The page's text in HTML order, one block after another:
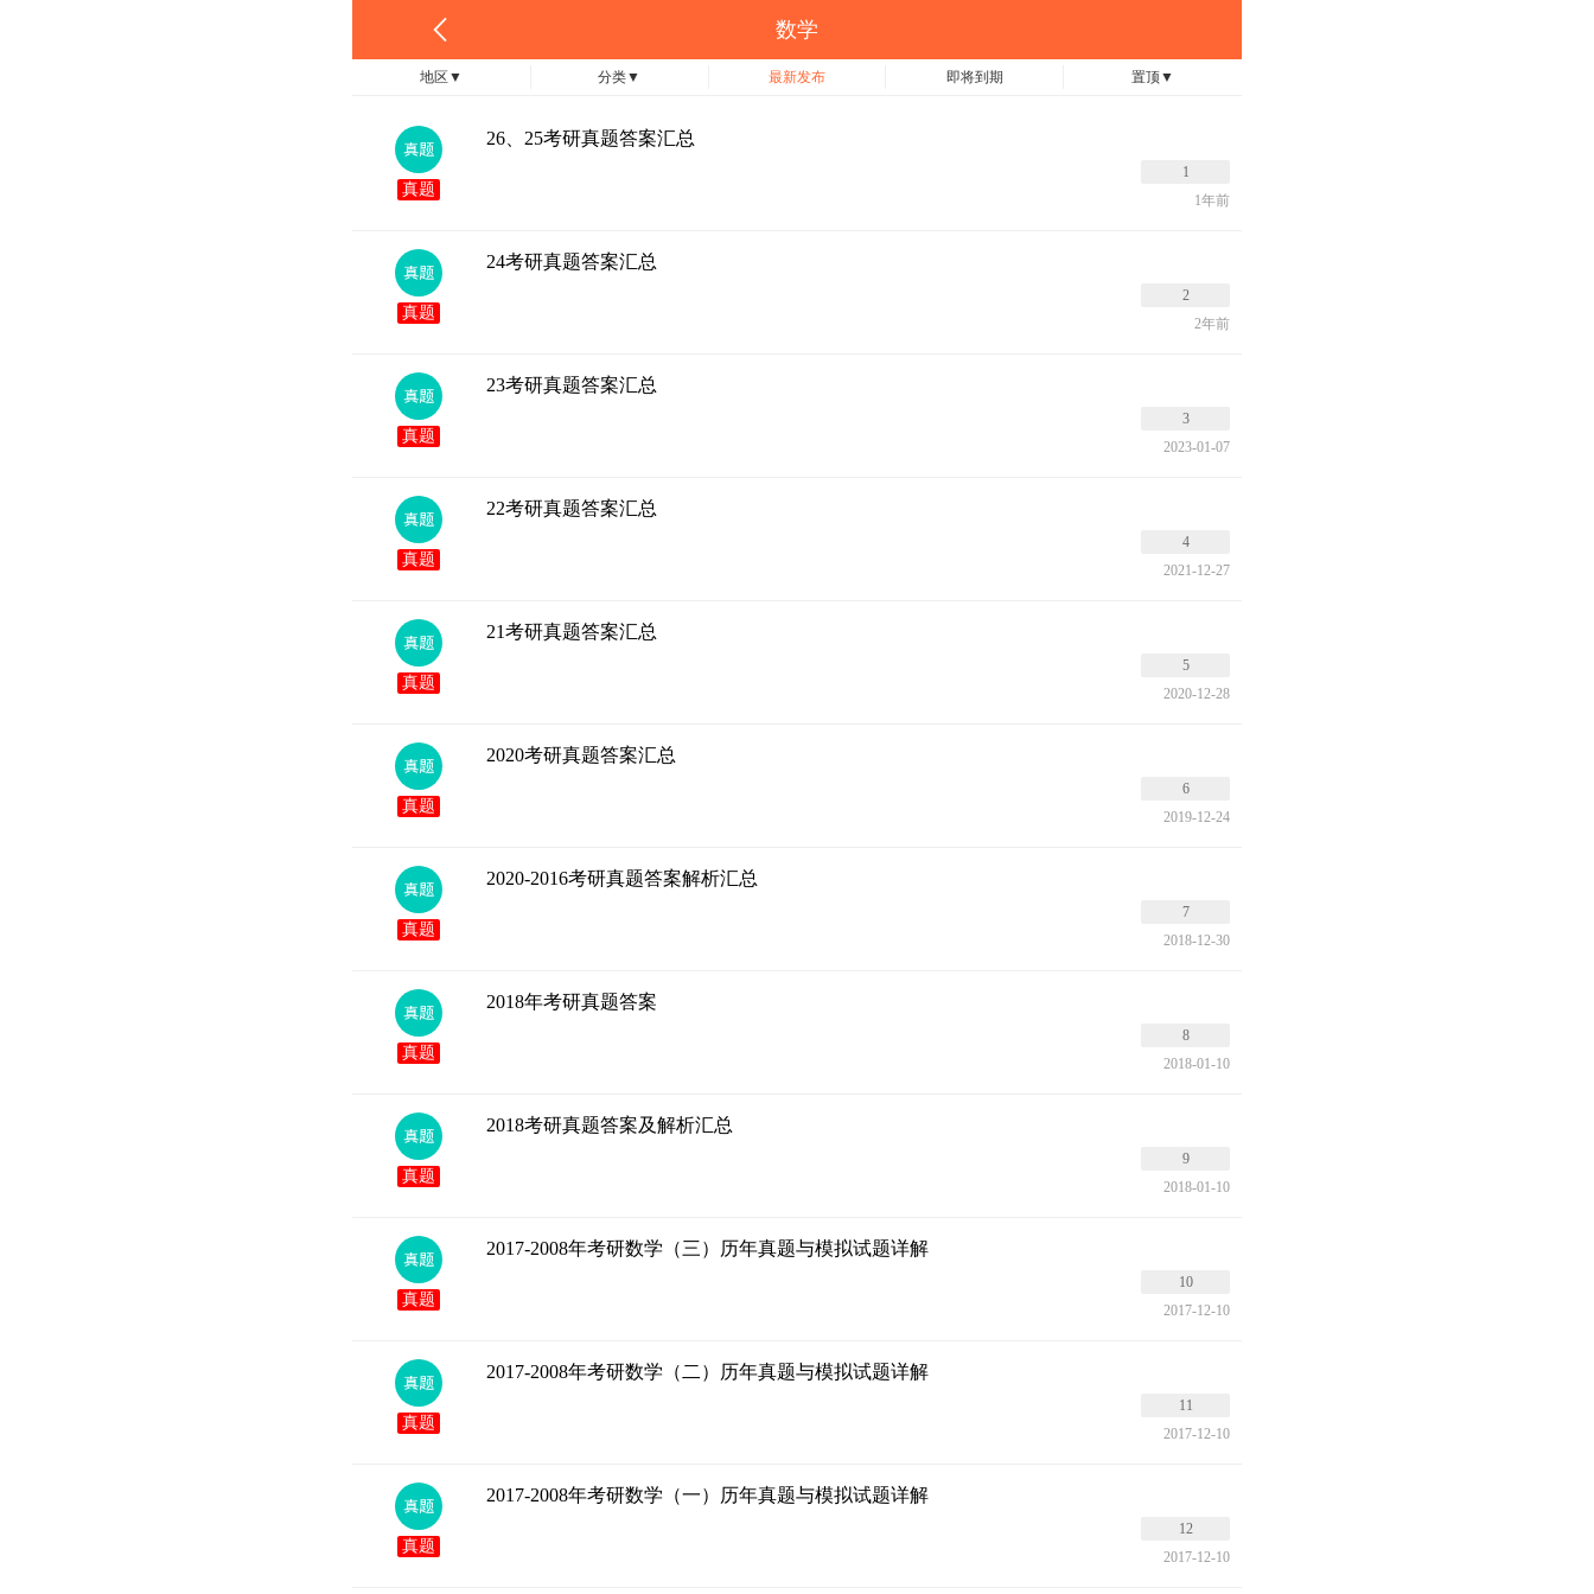
数学
地区 ▼ 分类▼ 最新发布 即将到期 置顶▼
真题
26、25考研真题答案汇总
1
1年前
真题
24考研真题答案汇总
2
2年前
真题
23考研真题答案汇总
3
2023-01-07
真题
22考研真题答案汇总
4
2021-12-27
真题
21考研真题答案汇总
5
2020-12-28
真题
2020考研真题答案汇总
6
2019-12-24
真题
2020-2016考研真题答案解析汇总
7
2018-12-30
真题
2018年考研真题答案
8
2018-01-10
真题
2018考研真题答案及解析汇总
9
2018-01-10
真题
2017-2008年考研数学（三）历年真题与模拟试题详解
10
2017-12-10
真题
2017-2008年考研数学（二）历年真题与模拟试题详解
11
2017-12-10
真题
2017-2008年考研数学（一）历年真题与模拟试题详解
12
2017-12-10